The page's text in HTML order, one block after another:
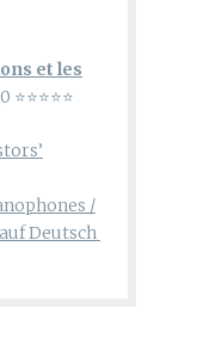
et les
⭐⭐⭐⭐⭐
/
Deutsch